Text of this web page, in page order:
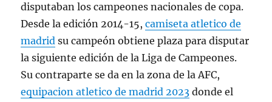
disputaban los campeones nacionales de copa.
Desde la edición 2014-15,camiseta atletico de
madrid su campeón obtiene plaza para disputar
la siguiente edición de la Liga de Campeones.
Su contraparte se da en la zona de la AFC,
equipacion atletico de madrid 2023 donde el